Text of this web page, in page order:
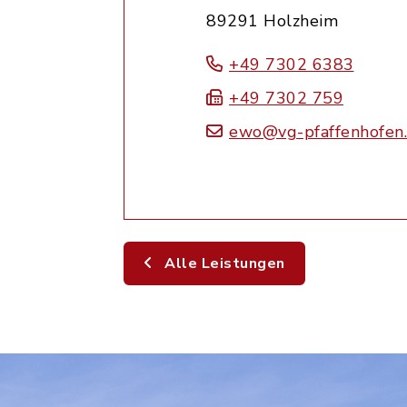
89291 Holzheim
+49 7302 6383
+49 7302 759
ewo@vg-
Alle Leistungen